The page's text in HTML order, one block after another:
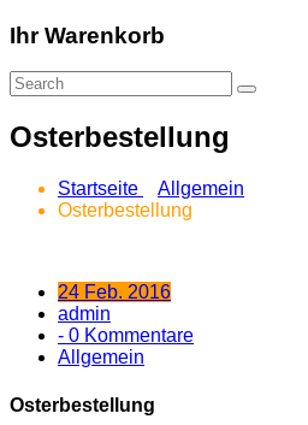
Ihr Warenkorb
Osterbestellung
Startseite
Allgemein
Osterbestellung
24 Feb. 2016
admin
- 0 Kommentare
Allgemein
Osterbestellung